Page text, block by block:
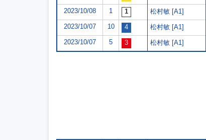
2023/10/08 1 松村敏 [A1]
2023/10/07 10 松村敏 [A1]
2023/10/07 5 松村敏 [A1]